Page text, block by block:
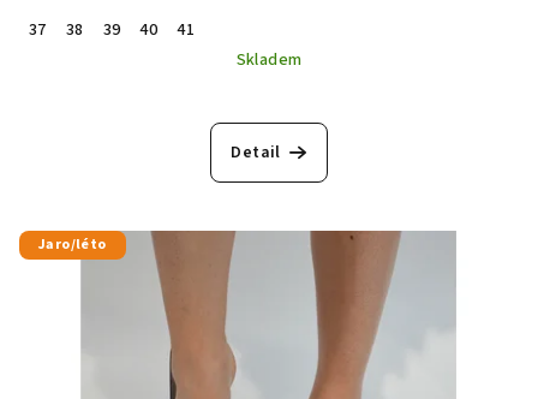
37
38 39 40
41
Skladem
Detail
Jaro/léto